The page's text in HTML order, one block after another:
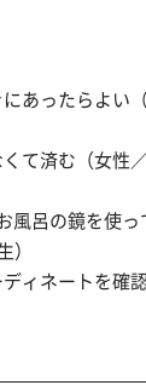
あったらよい
て済む（女性
風呂の鏡を使
）
ィネートを確